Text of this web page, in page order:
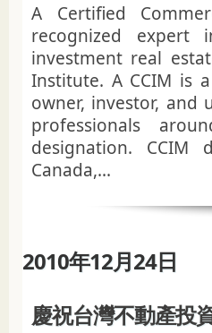
A Certified
recognized expert
investment real
Institute. A CCIM is
owner, investor, and
professionals
designation.
Canada,...
2010年12月24日
慶祝台灣不動產投